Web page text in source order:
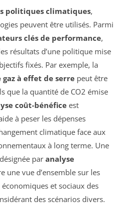
politiques climatiques,
peuvent être utilisés. Parmi
clés de performance,
résultats d’une politique mise
fixés. Par exemple, la
gaz à effet de serre peut être
que la quantité de CO2 émise
coût-bénéfice est
à peser les dépenses
climatique face aux
à long terme. Une
par analyse
une vue d’ensemble sur les
et sociaux des
des scénarios divers.